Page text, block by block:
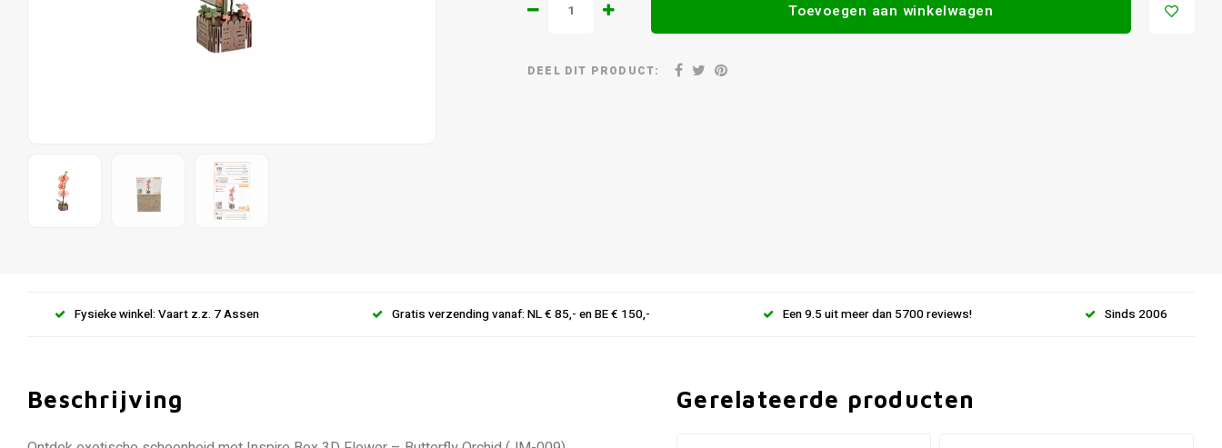
Toevoegen aan winkelwagen
DEEL DIT PRODUCT:
Fysieke winkel: Vaart z.z. 7 Assen Gratis verzending vanaf: NL € 85,- en BE € 150,- Een 9.5 uit meer dan 5700 reviews! Sinds 2006
Beschrijving Gerelateerde producten